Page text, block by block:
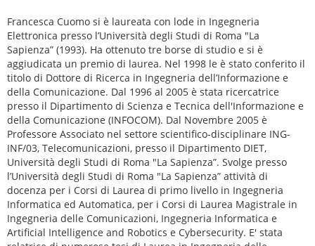
Francesca Cuomo si è laureata con lode in Ingegneria
Elettronica presso l’Università degli Studi di Roma "La
Sapienza” (1993). Ha ottenuto tre borse di studio e si è
aggiudicata un premio di laurea. Nel 1998 le è stato conferito il
titolo di Dottore di Ricerca in Ingegneria dell’Informazione e
della Comunicazione. Dal 1996 al 2005 è stata ricercatrice
presso il Dipartimento di Scienza e Tecnica dell'Informazione e
della Comunicazione (INFOCOM). Dal Novembre 2005 è
Professore Associato nel settore scientifico-disciplinare ING-
INF/03, Telecomunicazioni, presso il Dipartimento DIET,
Università degli Studi di Roma "La Sapienza”. Svolge presso
l’Università degli Studi di Roma "La Sapienza” attività di
docenza per i Corsi di Laurea di primo livello in Ingegneria
Informatica ed Automatica, per i Corsi di Laurea Magistrale in
Ingegneria delle Comunicazioni, Ingegneria Informatica e
Artificial Intelligence and Robotics e Cybersecurity. E' stata